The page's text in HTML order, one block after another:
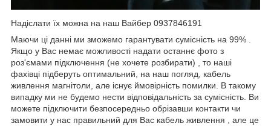
Надіслати їх можна на наш Вайбер 0937846191
Маючи ці данні ми зможемо гарантувати сумісність на 99% .
Якщо у Вас немає можливості надати останнє фото з
роз'ємами підключення (не хочете розбирати) , то наші
фахівці підберуть оптимальний, на наш погляд, кабель
живлення магнітоли, але існує ймовірність помилки. В такому
випадку ми не будемо нести відповідальність за сумісність. Ви
можете підключити безпосередньо обрізавши контакти чи
замовити у нас правильний для Вас кабель живлення , але це